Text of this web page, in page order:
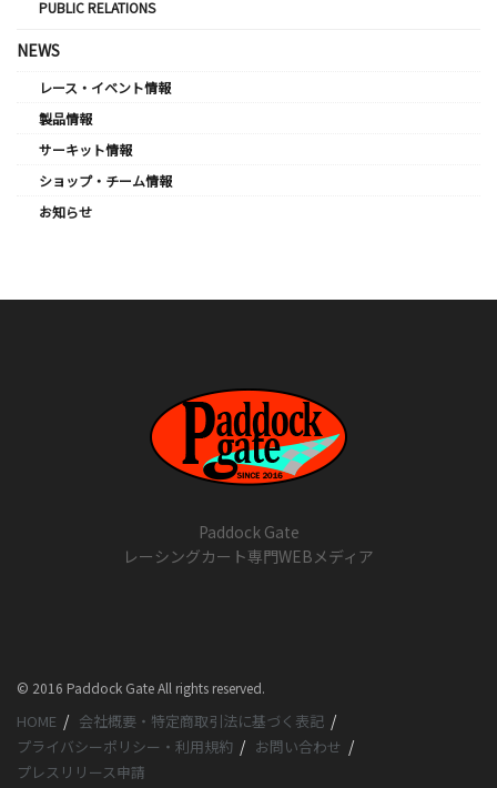
PUBLIC RELATIONS
NEWS
レース・イベント情報
製品情報
サーキット情報
ショップ・チーム情報
お知らせ
Paddock Gate
レーシングカート専門WEBメディア
© 2016 Paddock Gate All rights reserved.
HOME
会社概要・特定商取引法に基づく表記
プライバシーポリシー・利用規約
お問い合わせ
プレスリリース申請